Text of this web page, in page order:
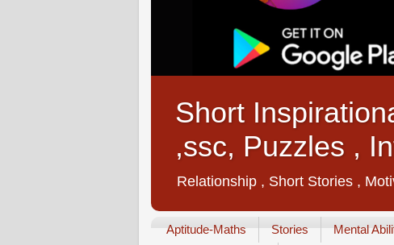
Short
,ssc, Puzzles ,
Relationship , Short Stories ,
Aptitude-Maths Stories Mental